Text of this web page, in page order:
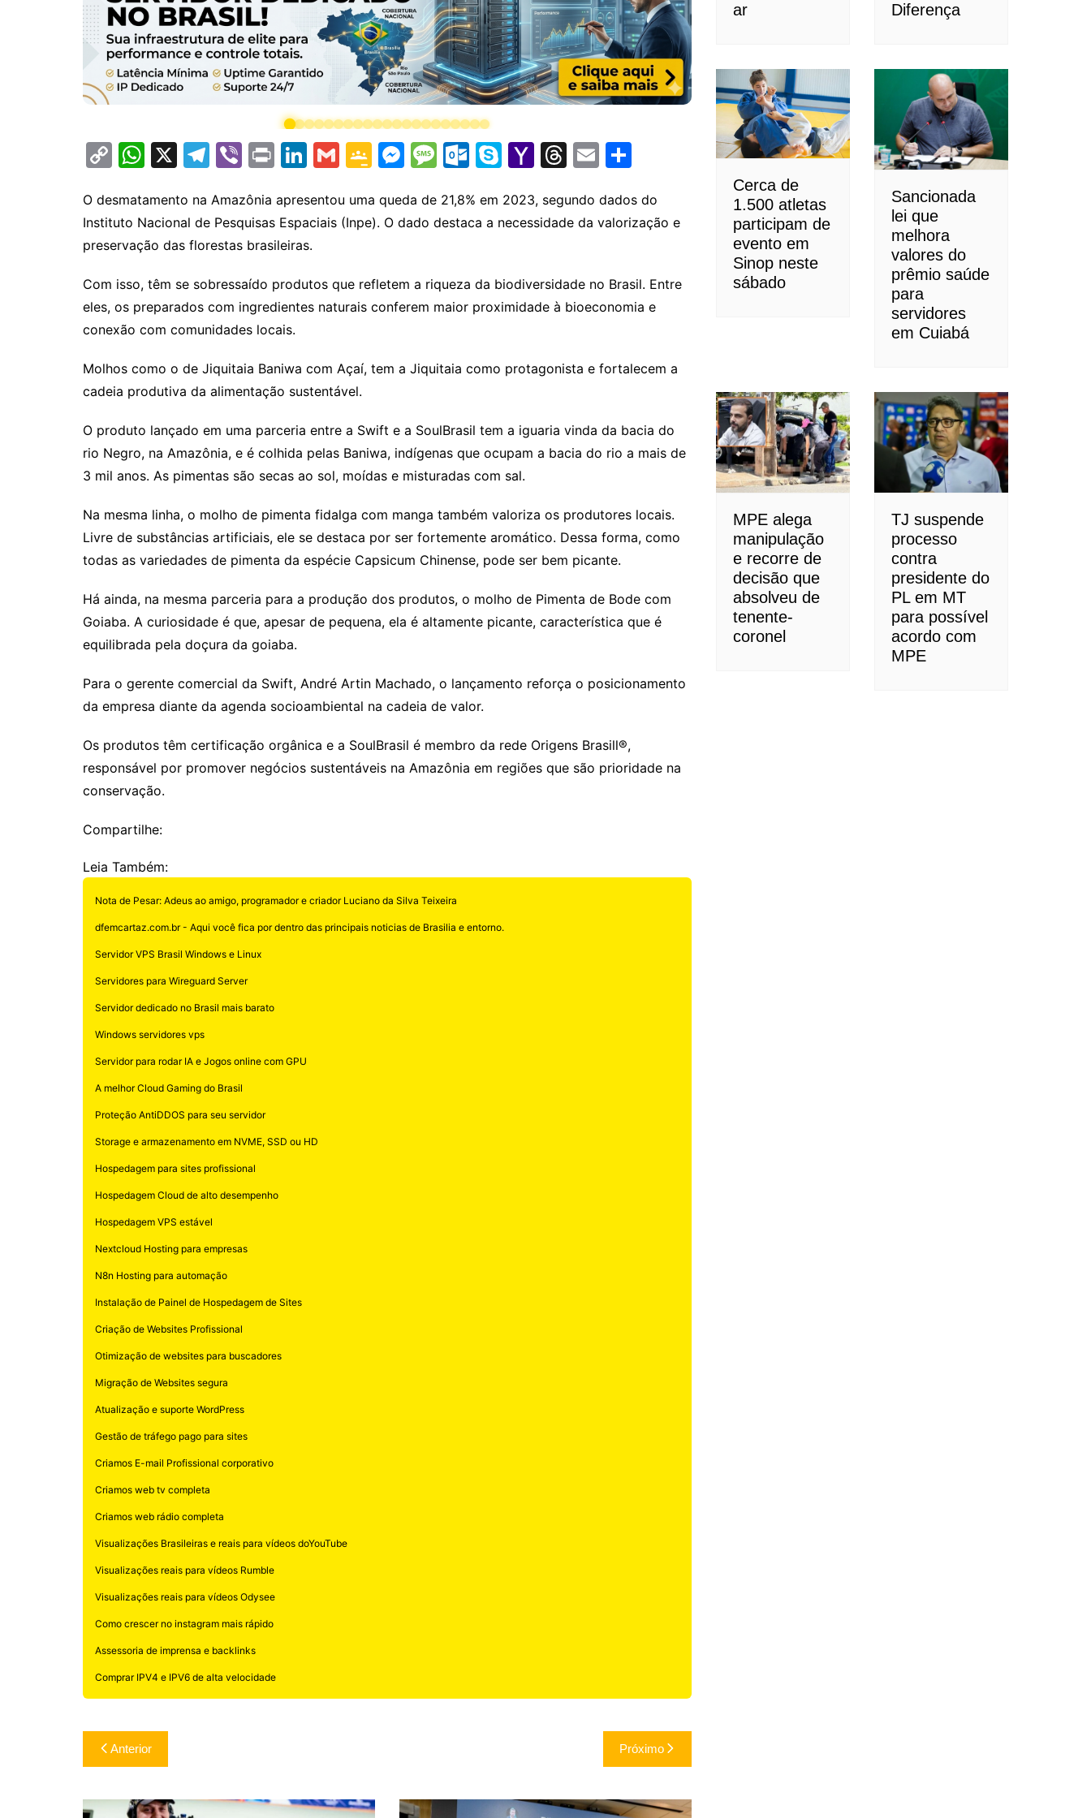
C
p
y
Li
n
k
W
at
s
A
p
p
X
T
e
gr
a
m
Vi
er
Pr
t
Li
k
e
dI
n
G
ai
l
G
o
gl
Cl
a
sr
m
M
s
s
n
g
M
s
s
g
e
O
lo
o
c
o
S
y
p
Y
h
o
M
ai
T
e
a
s
E
ai
l
ar
e
O desmatamento na Amazônia apresentou uma queda de 21,8% em 2023, segundo dados do
Instituto Nacional de Pesquisas Espaciais (Inpe). O dado destaca a necessidade da valorização e
preservação das florestas brasileiras.
Com isso, têm se sobressaído produtos que refletem a riqueza da biodiversidade no Brasil. Entre
eles, os preparados com ingredientes naturais conferem maior proximidade à bioeconomia e
conexão com comunidades locais.
Molhos como o de Jiquitaia Baniwa com Açaí, tem a Jiquitaia como protagonista e fortalecem a
cadeia produtiva da alimentação sustentável.
O produto lançado em uma parceria entre a Swift e a SoulBrasil tem a iguaria vinda da bacia do
rio Negro, na Amazônia, e é colhida pelas Baniwa, indígenas que ocupam a bacia do rio a mais de
3 mil anos. As pimentas são secas ao sol, moídas e misturadas com sal.
Na mesma linha, o molho de pimenta fidalga com manga também valoriza os produtores locais.
Livre de substâncias artificiais, ele se destaca por ser fortemente aromático. Dessa forma, como
todas as variedades de pimenta da espécie Capsicum Chinense, pode ser bem picante.
Há ainda, na mesma parceria para a produção dos produtos, o molho de Pimenta de Bode com
Goiaba. A curiosidade é que, apesar de pequena, ela é altamente picante, característica que é
equilibrada pela doçura da goiaba.
Para o gerente comercial da Swift, André Artin Machado, o lançamento reforça o posicionamento
da empresa diante da agenda socioambiental na cadeia de valor.
Os produtos têm certificação orgânica e a SoulBrasil é membro da rede Origens Brasill®,
responsável por promover negócios sustentáveis na Amazônia em regiões que são prioridade na
conservação.
Compartilhe:
Leia Também:
Nota de Pesar: Adeus ao amigo, programador e criador Luciano da Silva Teixeira
dfemcartaz.com.br - Aqui você fica por dentro das principais noticias de Brasilia e entorno.
Servidor VPS Brasil Windows e Linux
Servidores para Wireguard Server
Servidor dedicado no Brasil mais barato
Windows servidores vps
Servidor para rodar IA e Jogos online com GPU
A melhor Cloud Gaming do Brasil
Proteção AntiDDOS para seu servidor
Storage e armazenamento em NVME, SSD ou HD
Hospedagem para sites profissional
Hospedagem Cloud de alto desempenho
Hospedagem VPS estável
Nextcloud Hosting para empresas
N8n Hosting para automação
Instalação de Painel de Hospedagem de Sites
Criação de Websites Profissional
Otimização de websites para buscadores
Migração de Websites segura
Atualização e suporte WordPress
Gestão de tráfego pago para sites
Criamos E-mail Profissional corporativo
Criamos web tv completa
Criamos web rádio completa
Visualizações Brasileiras e reais para vídeos doYouTube
Visualizações reais para vídeos Rumble
Visualizações reais para vídeos Odysee
Como crescer no instagram mais rápido
Assessoria de imprensa e backlinks
Comprar IPV4 e IPV6 de alta velocidade
Navegação
de
Post
Anterior Próximo
ar Diferença
Cerca de
1.500 atletas
participam de
evento em
Sinop neste
sábado
Sancionada
lei que
melhora
valores do
prêmio saúde
para
servidores
em Cuiabá
MPE alega
manipulação
e recorre de
decisão que
absolveu de
tenente-
coronel
TJ suspende
processo
contra
presidente do
PL em MT
para possível
acordo com
MPE